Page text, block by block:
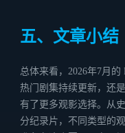
五、文章小结
总体来看，2026年7月
热门剧集持续更新，还
有了更多观影选择。从
分纪录片，不同类型的